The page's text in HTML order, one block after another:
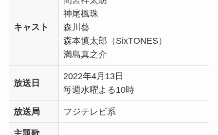
キャスト
神尾楓珠
森川葵
森本慎太郎（SixTONES）
満島真之介
放送日
2022年4月13日
毎週水曜よる10時
放送局 フジテレビ系